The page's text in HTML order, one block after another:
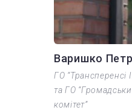
Варишко
ГО “Трансперенсі
та ГО
комітет”